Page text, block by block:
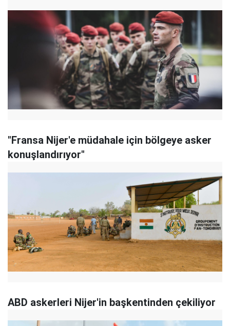
"Fransa Nijer'e müdahale için bölgeye asker
konuşlandırıyor"
ABD askerleri Nijer'in başkentinden çekiliyor